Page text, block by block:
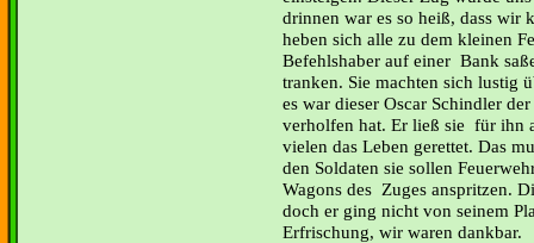
drinnen war es so heiß, dass wir
heben sich alle zu dem kleinen
Befehlshaber auf einer Bank
tranken. Sie machten sich lustig
es war dieser Oscar Schindler
verholfen hat. Er ließ sie für ihn
vielen das Leben gerettet. Das
den Soldaten sie sollen
Wagons des Zuges anspritzen.
doch er ging nicht von seinem
Erfrischung, wir waren dankbar.